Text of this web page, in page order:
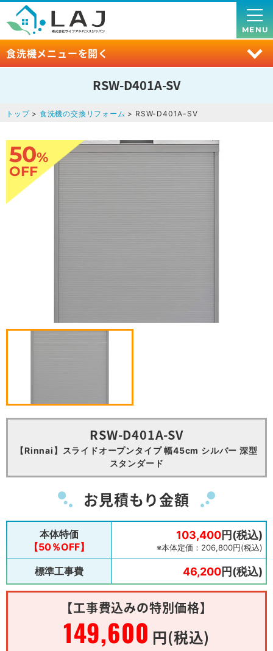
食洗機メニューを開く
MENU
RSW-D401A-SV
トップ> 食洗機の交換リフォーム > RSW-D401A-SV
50%
OFF
RSW-D401A-SV
【Rinnai】スライドオープンタイプ 幅45cm シルバー 深型
スタンダード
お見積もり金額
本体特価
【50％OFF】
103,400円(税込)
※本体定価：206,800円(税込)
標準工事費 46,200円(税込)
【工事費込みの特別価格】
149,600 円(税込)